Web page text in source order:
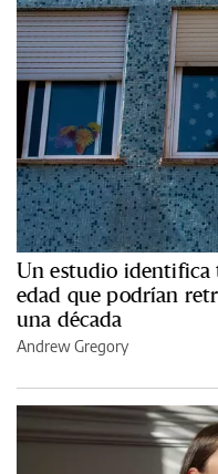
Un estudio identifica
edad que podrían
una década
Andrew Gregory